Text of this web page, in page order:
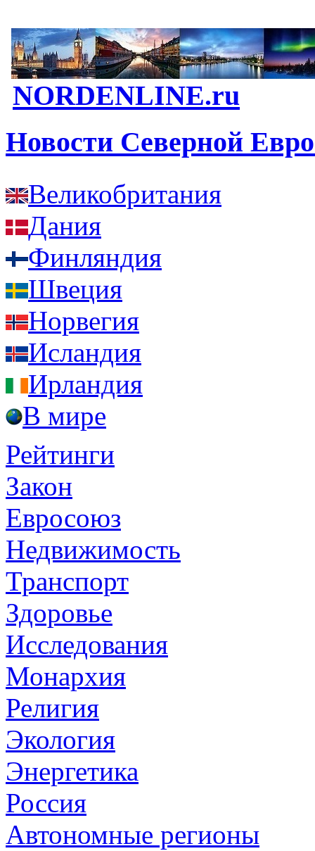
NORDENLINE.ru
Новости Северной
Великобритания
Дания
Финляндия
Швеция
Норвегия
Исландия
Ирландия
В мире
Рейтинги
Закон
Евросоюз
Недвижимость
Транспорт
Здоровье
Исследования
Монархия
Религия
Экология
Энергетика
Россия
Автономные регионы